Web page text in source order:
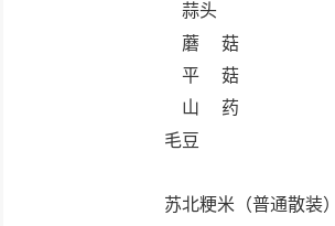
蒜头
蘑 菇
平 菇
山 药
毛豆
苏北粳米（普通散装